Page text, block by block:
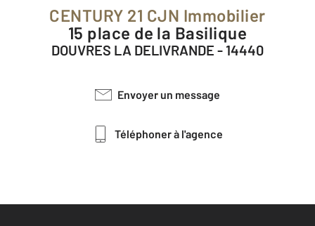
CENTURY 21 CJN Immobilier
15 place de la Basilique
DOUVRES LA DELIVRANDE - 14440
Envoyer un message
Téléphoner à l'agence